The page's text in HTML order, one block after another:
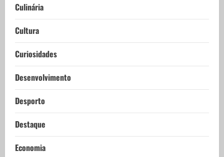
Culinária
Cultura
Curiosidades
Desenvolvimento
Desporto
Destaque
Economia